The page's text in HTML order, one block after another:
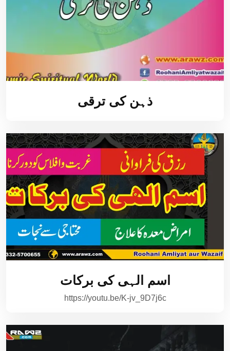
ذہن کی ترقی
اسم الہی کی برکات
https://youtu.be/K-jv_9D7j6c